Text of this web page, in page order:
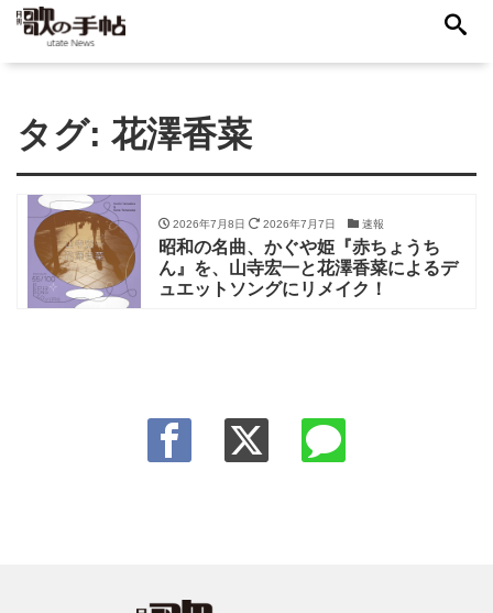
タグ: 花澤香菜
2026年7月8日 2026年7月7日 速報
昭和の名曲、かぐや姫『赤ちょうち
ん』を、山寺宏一と花澤香菜によるデ
ュエットソングにリメイク！